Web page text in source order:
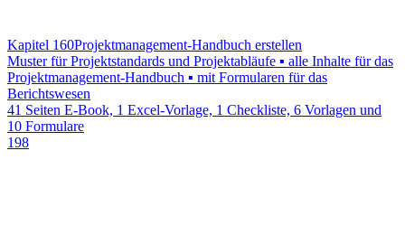
Kapitel 160Projektmanagement-Handbuch erstellen
Muster für Projektstandards und Projektabläufe ▪ alle Inhalte für das
Projektmanagement-Handbuch ▪ mit Formularen für das
Berichtswesen
41 Seiten E-Book, 1 Excel-Vorlage, 1 Checkliste, 6 Vorlagen und
10 Formulare
198